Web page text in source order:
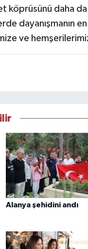
köprüsünü daha
dayanışmanın
ve
Alanya şehidini andı